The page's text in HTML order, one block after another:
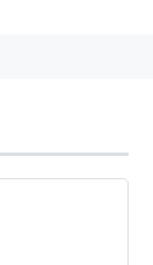
している。